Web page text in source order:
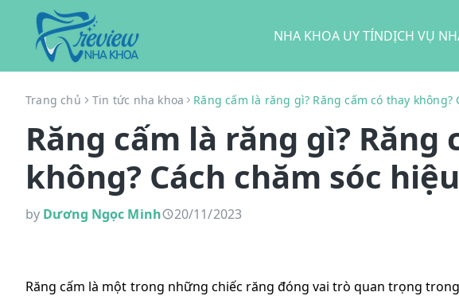
NHA KHOA UY TÍNDỊCH VỤ
Trang chủ Tin tức nha khoa Răng cấm là răng gì? Răng cấm có thay không?
Răng cấm là răng gì? Răng
không? Cách chăm sóc
by Dương Ngọc Minh 20/11/2023
Răng cấm là một trong những chiếc răng đóng vai trò quan trọng